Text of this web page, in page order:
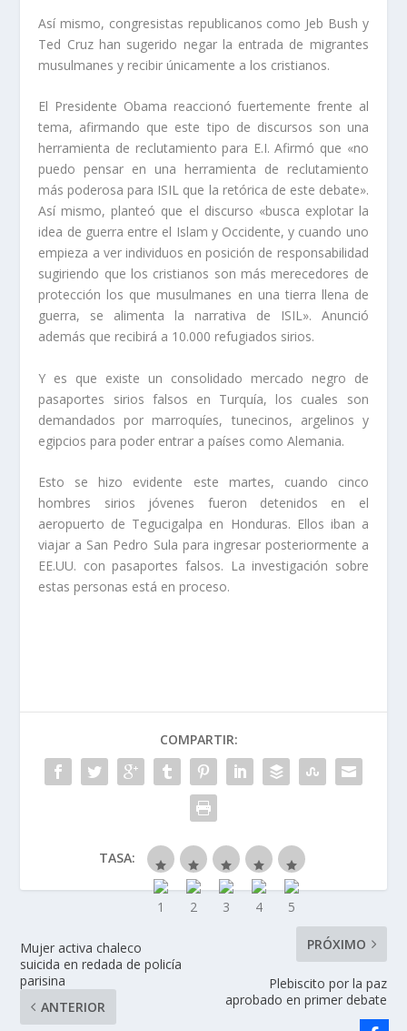
Así mismo, congresistas republicanos como Jeb Bush y
Ted Cruz han sugerido negar la entrada de migrantes
musulmanes y recibir únicamente a los cristianos.
El Presidente Obama reaccionó fuertemente frente al
tema, afirmando que este tipo de discursos son una
herramienta de reclutamiento para E.I. Afirmó que «no
puedo pensar en una herramienta de reclutamiento
más poderosa para ISIL que la retórica de este debate».
Así mismo, planteó que el discurso «busca explotar la
idea de guerra entre el Islam y Occidente, y cuando uno
empieza a ver individuos en posición de responsabilidad
sugiriendo que los cristianos son más merecedores de
protección los que musulmanes en una tierra llena de
guerra, se alimenta la narrativa de ISIL». Anunció
además que recibirá a 10.000 refugiados sirios.
Y es que existe un consolidado mercado negro de
pasaportes sirios falsos en Turquía, los cuales son
demandados por marroquíes, tunecinos, argelinos y
egipcios para poder entrar a países como Alemania.
Esto se hizo evidente este martes, cuando cinco
hombres sirios jóvenes fueron detenidos en el
aeropuerto de Tegucigalpa en Honduras. Ellos iban a
viajar a San Pedro Sula para ingresar posteriormente a
EE.UU. con pasaportes falsos. La investigación sobre
estas personas está en proceso.
COMPARTIR:
TASA:
Mujer activa chaleco
suicida en redada de policía
parisina
ANTERIOR
PRÓXIMO
Plebiscito por la paz
aprobado en primer debate